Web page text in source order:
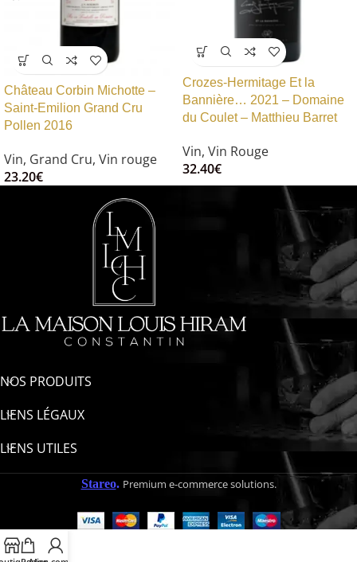
Château Corbin Michotte –
Saint-Emilion Grand Cru
Pollen 2016
Vin, Grand Cru, Vin rouge
23.20€
Crozes-Hermitage Et la
Bannière… 2021 – Domaine
du Coulet – Matthieu Barret
Vin, Vin Rouge
32.40€
NOS PRODUITS
LIENS LÉGAUX
LIENS UTILES
Stareo. Premium e-commerce solutions.